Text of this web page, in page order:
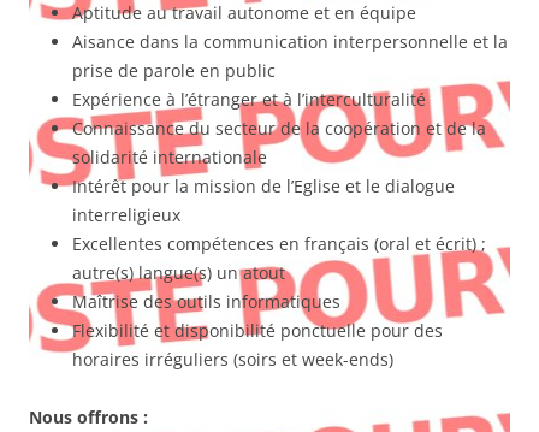
Aptitude au travail autonome et en équipe
Aisance dans la communication interpersonnelle et la
prise de parole en public
Expérience à l’étranger et à l’interculturalité
Connaissance du secteur de la coopération et de la
solidarité internationale
Intérêt pour la mission de l’Eglise et le dialogue
interreligieux
Excellentes compétences en français (oral et écrit) ;
autre(s) langue(s) un atout
Maîtrise des outils informatiques
Flexibilité et disponibilité ponctuelle pour des
horaires irréguliers (soirs et week-ends)
Nous offrons :